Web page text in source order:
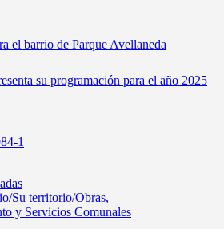
el barrio de Parque Avellaneda
su programación para el año 2025
Su territorio/Obras,
y Servicios Comunales